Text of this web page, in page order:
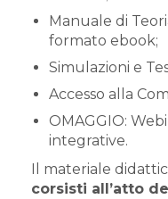
Manuale di
formato ebook;
Simulazioni e
Accesso alla
OMAGGIO:
integrative.
Il materiale
corsisti all’atto